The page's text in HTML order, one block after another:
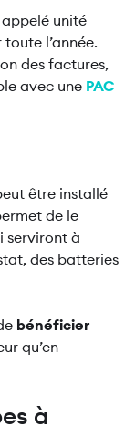
unité
l’année.
des factures,
avec une PAC
être installé
de le
serviront à
des batteries
bénéficier
qu’en
à